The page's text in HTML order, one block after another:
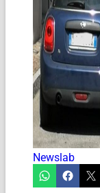
Newslab